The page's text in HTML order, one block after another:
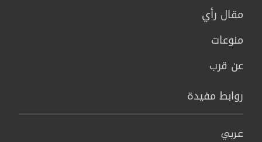
مقال رأي
منوعات
عن قرب
روابط مفيدة
عربي